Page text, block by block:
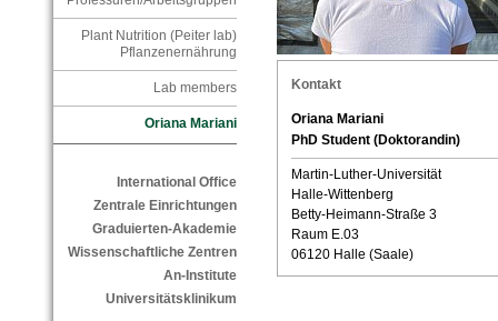
Plant Nutrition (Peiter lab)
Pflanzenernährung
Lab members
Oriana Mariani
International Office
Zentrale Einrichtungen
Graduierten-Akademie
Wissenschaftliche Zentren
An-Institute
Universitätsklinikum
Kontakt
Oriana Mariani
PhD Student (Doktorandin)
Martin-Luther-Universität
Halle-Wittenberg
Betty-Heimann-Straße 3
Raum E.03
06120 Halle (Saale)